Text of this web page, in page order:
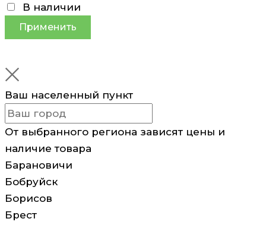
В наличии
Применить
Ваш населенный пункт
От выбранного региона зависят цены и
наличие товара
Барановичи
Бобруйск
Борисов
Брест